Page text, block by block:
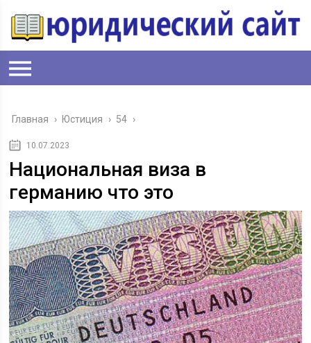
Главная › Юстиция › 54 ›
10.07.2023
Национальная виза в
германию что это